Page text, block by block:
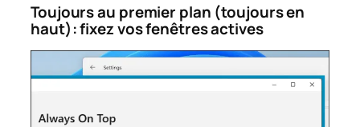
Toujours au premier plan (toujours en
haut): fixez vos fenêtres actives